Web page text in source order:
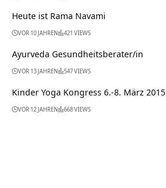
Heute ist Rama Navami
VOR 10 JAHREN 421 VIEWS
Ayurveda Gesundheitsberater/in
VOR 13 JAHREN 547 VIEWS
Kinder Yoga Kongress 6.-8. März 2015
VOR 12 JAHREN 668 VIEWS